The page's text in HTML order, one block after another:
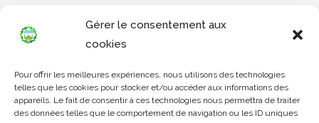
Gérer le consentement aux
cookies
Pour offrir les meilleures expériences, nous utilisons des technologies
telles que les cookies pour stocker et/ou accéder aux informations des
appareils. Le fait de consentir à ces technologies nous permettra de traiter
des données telles que le comportement de navigation ou les ID uniques
dans
un
nouvel
Apprendre Le Coran Simplement